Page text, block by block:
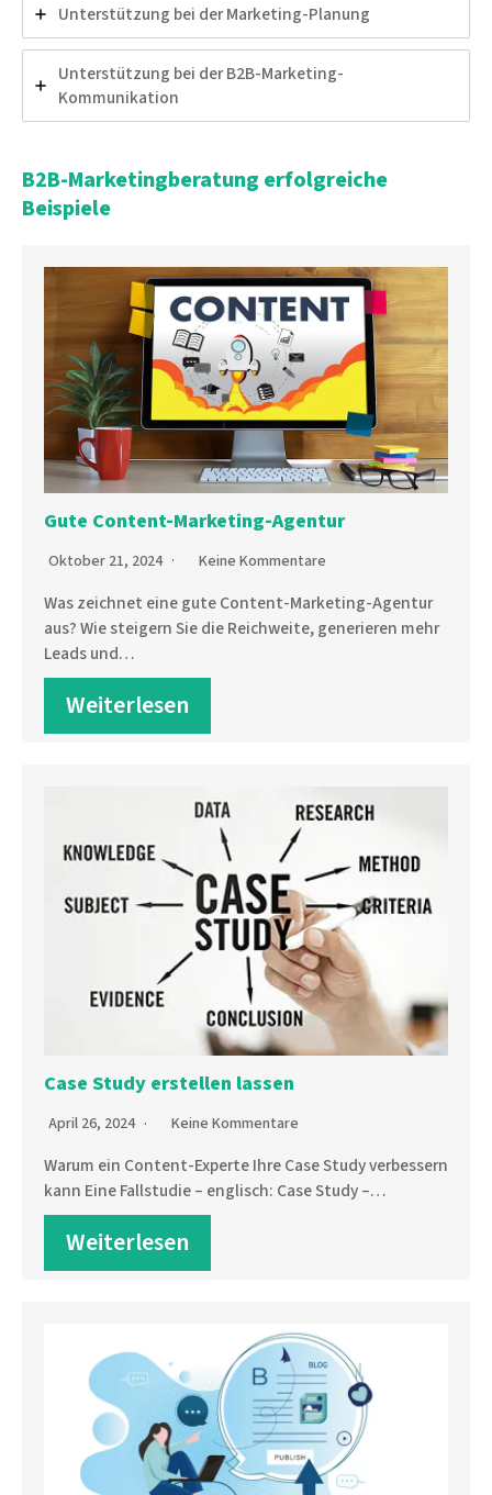
Unterstützung bei der Marketing-Planung
Unterstützung bei der B2B-Marketing-
Kommunikation
B2B-Marketingberatung erfolgreiche
Beispiele
Gute Content-Marketing-Agentur
Oktober 21, 2024 Keine Kommentare
Was zeichnet eine gute Content-Marketing-Agentur
aus? Wie steigern Sie die Reichweite, generieren mehr
Leads und…
Weiterlesen
Case Study erstellen lassen
April 26, 2024 Keine Kommentare
Warum ein Content-Experte Ihre Case Study verbessern
kann Eine Fallstudie – englisch: Case Study –…
Weiterlesen